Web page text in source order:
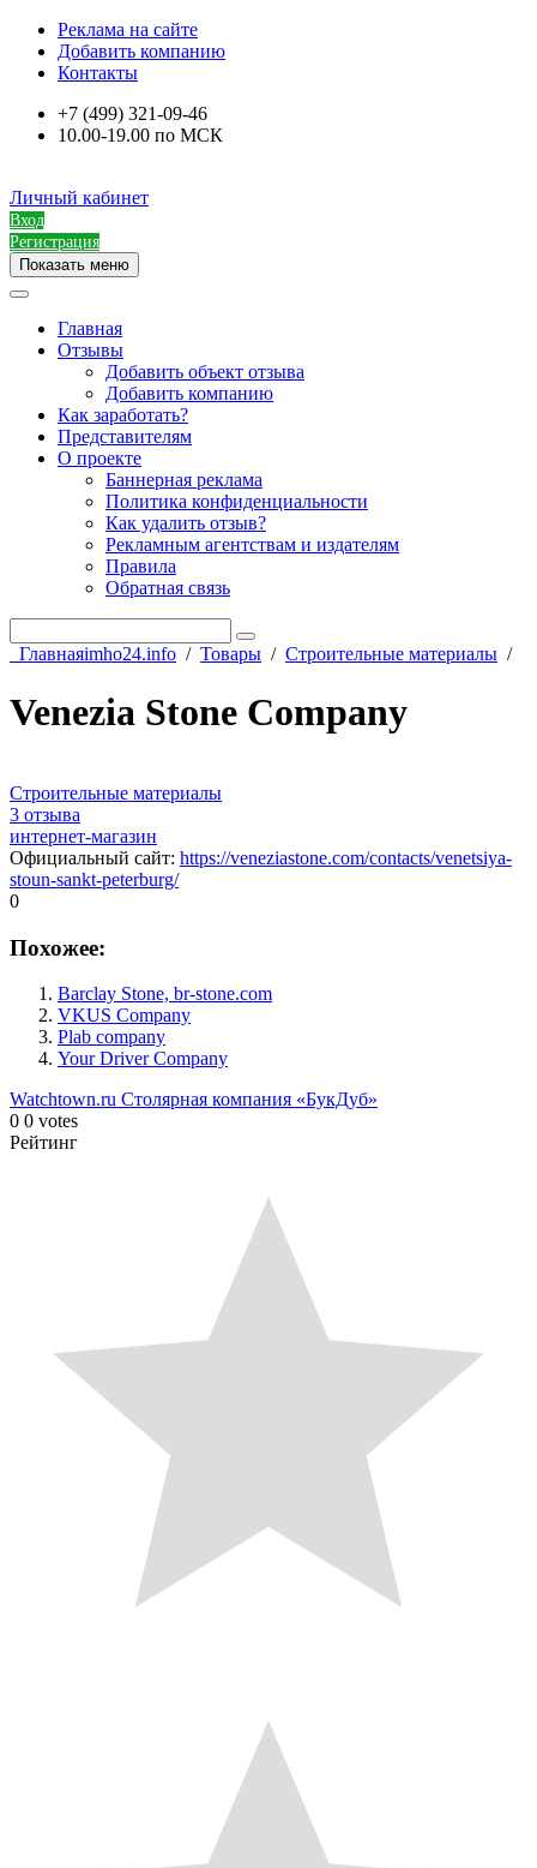
Реклама на сайте
Добавить компанию
Контакты
+7 (499) 321-09-46
10.00-19.00 по МСК
Личный кабинет
Вход
Регистрация
Показать меню
Главная
Отзывы
Добавить объект отзыва
Добавить компанию
Как заработать?
Представителям
О проекте
Баннерная реклама
Политика конфиденциальности
Как удалить отзыв?
Рекламным агентствам и издателям
Правила
Обратная связь
Главнаяimho24.info / Товары / Строительные материалы /
Venezia Stone Company
Строительные материалы
3 отзыва
интернет-магазин
Официальный сайт: https://veneziastone.com/contacts/venetsiya-
stoun-sankt-peterburg/
0
Похожее:
Barclay Stone, br-stone.com
VKUS Company
Plab company
Your Driver Company
Watchtown.ru Столярная компания «БукДуб»
0 0 votes
Рейтинг